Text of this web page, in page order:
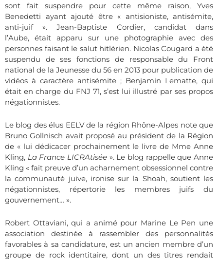
sont fait suspendre pour cette même raison, Yves
Benedetti ayant ajouté être « antisioniste, antisémite,
anti-juif ». Jean-Baptiste Cordier, candidat dans
l’Aube, était apparu sur une photographie avec des
personnes faisant le salut hitlérien. Nicolas Cougard a été
suspendu de ses fonctions de responsable du Front
national de la Jeunesse du 56 en 2013 pour publication de
vidéos à caractère antisémite ; Benjamin Lematte, qui
était en charge du FNJ 71, s’est lui illustré par ses propos
négationnistes.
Le blog des élus EELV de la région Rhône-Alpes note que
Bruno Gollnisch avait proposé au président de la Région
de « lui dédicacer prochainement le livre de Mme Anne
Kling, La France LICRAtisée ». Le blog rappelle que Anne
Kling « fait preuve d’un acharnement obsessionnel contre
la communauté juive, ironise sur la Shoah, soutient les
négationnistes, répertorie les membres juifs du
gouvernement… ».
Robert Ottaviani, qui a animé pour Marine Le Pen une
association destinée à rassembler des personnalités
favorables à sa candidature, est un ancien membre d’un
groupe de rock identitaire, dont un des titres rendait